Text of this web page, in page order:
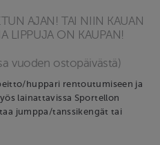
AJAN! TAI NIIN KAUAN
LIPPUJA ON KAUPAN!
vuoden ostopäivästä)
huppari rentoutumiseen ja
lainattavissa Sportellon
jumppa/tanssikengät tai